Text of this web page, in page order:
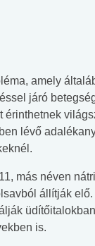
amely
járó
érinthetnek
lévő
más néven
állítják
is.